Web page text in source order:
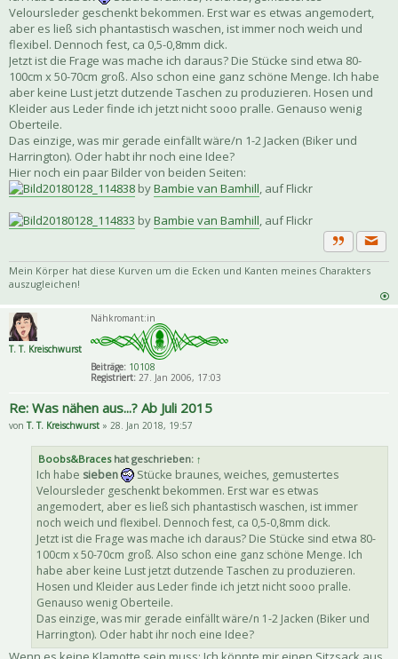
Veloursleder geschenkt bekommen. Erst war es etwas angemodert,
aber es ließ sich phantastisch waschen, ist immer noch weich und
flexibel. Dennoch fest, ca 0,5-0,8mm dick.
Jetzt ist die Frage was mache ich daraus? Die Stücke sind etwa 80-
100cm x 50-70cm groß. Also schon eine ganz schöne Menge. Ich habe
aber keine Lust jetzt dutzende Taschen zu produzieren. Hosen und
Kleider aus Leder finde ich jetzt nicht sooo pralle. Genauso wenig
Oberteile.
Das einzige, was mir gerade einfällt wäre/n 1-2 Jacken (Biker und
Harrington). Oder habt ihr noch eine Idee?
Hier noch ein paar Bilder von beiden Seiten:
20180128_114838 byBambie van Bamhill, auf Flickr
20180128_114833 byBambie van Bamhill, auf Flickr
Zitat
Mein Körper hat diese Kurven um die Ecken und Kanten meines Charakters
auszugleichen!
T. T. Kreischwurst
Nähkromant:in
Beiträge: 10108
Registriert: 27. Jan 2006, 17:03
Re: Was nähen aus...? Ab Juli 2015
vonT. T. Kreischwurst » 28. Jan 2018, 19:57
Boobs&Braceshat geschrieben: ↑
Ich habe sieben
Stücke braunes, weiches, gemustertes
Veloursleder geschenkt bekommen. Erst war es etwas
angemodert, aber es ließ sich phantastisch waschen, ist immer
noch weich und flexibel. Dennoch fest, ca 0,5-0,8mm dick.
Jetzt ist die Frage was mache ich daraus? Die Stücke sind etwa 80-
100cm x 50-70cm groß. Also schon eine ganz schöne Menge. Ich
habe aber keine Lust jetzt dutzende Taschen zu produzieren.
Hosen und Kleider aus Leder finde ich jetzt nicht sooo pralle.
Genauso wenig Oberteile.
Das einzige, was mir gerade einfällt wäre/n 1-2 Jacken (Biker und
Harrington). Oder habt ihr noch eine Idee?